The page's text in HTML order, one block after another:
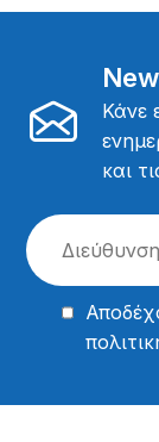
Κάνε
και